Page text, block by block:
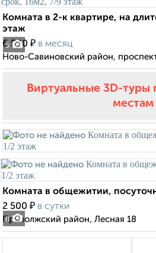
5
Комната в 2-к квартире, на
этаж
6 500 ₽ в месяц
Ново-Савиновский район,
Виртуальные 3D-
местам
8
Комната в общежитии,
2 500 ₽ в сутки
Приволжский район, Лесная 18